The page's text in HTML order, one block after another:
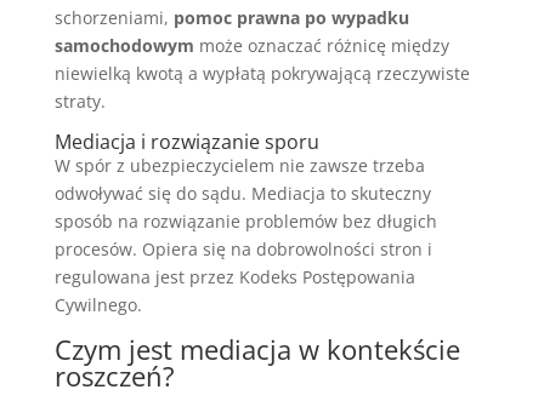
schorzeniami, pomoc prawna po wypadku
samochodowym może oznaczać różnicę między
niewielką kwotą a wypłatą pokrywającą rzeczywiste
straty.
Mediacja i rozwiązanie sporu
W spór z ubezpieczycielem nie zawsze trzeba
odwoływać się do sądu. Mediacja to skuteczny
sposób na rozwiązanie problemów bez długich
procesów. Opiera się na dobrowolności stron i
regulowana jest przez Kodeks Postępowania
Cywilnego.
Czym jest mediacja w kontekście
roszczeń?